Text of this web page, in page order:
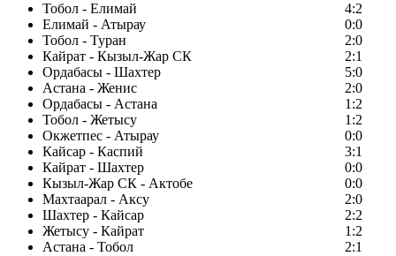
Тобол - Елимай
4:2
Елимай - Атырау
0:0
Тобол - Туран
2:0
Кайрат - Кызыл-Жар СК
2:1
Ордабасы - Шахтер
5:0
Астана - Женис
2:0
Ордабасы - Астана
1:2
Тобол - Жетысу
1:2
Окжетпес - Атырау
0:0
Кайсар - Каспий
3:1
Кайрат - Шахтер
0:0
Кызыл-Жар СК - Актобе
0:0
Махтаарал - Аксу
2:0
Шахтер - Кайсар
2:2
Жетысу - Кайрат
1:2
Астана - Тобол
2:1